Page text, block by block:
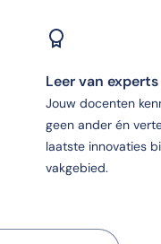
Leer van
Jouw docenten
geen ander én
laatste innovaties
vakgebied.